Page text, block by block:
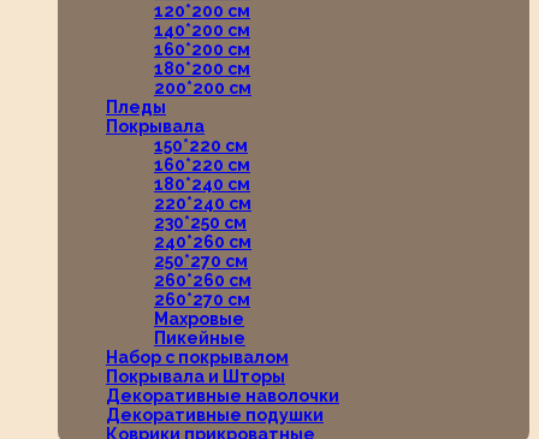
120*200 см
140*200 см
160*200 см
180*200 см
200*200 см
Пледы
Покрывала
150*220 см
160*220 см
180*240 см
220*240 см
230*250 см
240*260 см
250*270 см
260*260 см
260*270 см
Махровые
Пикейные
Набор с покрывалом
Покрывала и Шторы
Декоративные наволочки
Декоративные подушки
Коврики прикроватные